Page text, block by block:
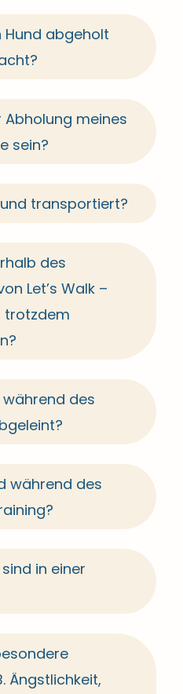
Hund abgeholt
Abholung meines
sein?
transportiert?
des
Let’s Walk –
trotzdem
des
während des
in einer
Ängstlichkeit,